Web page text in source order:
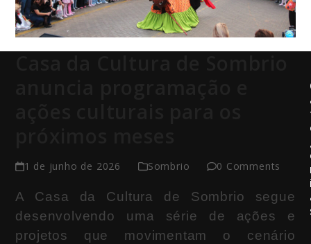
1 de junho de 2026 Sombrio 0 Comments
A Casa da Cultura de Sombrio segue
desenvolvendo uma série de ações e
projetos que movimentam o cenário